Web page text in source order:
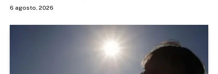
6 agosto, 2026